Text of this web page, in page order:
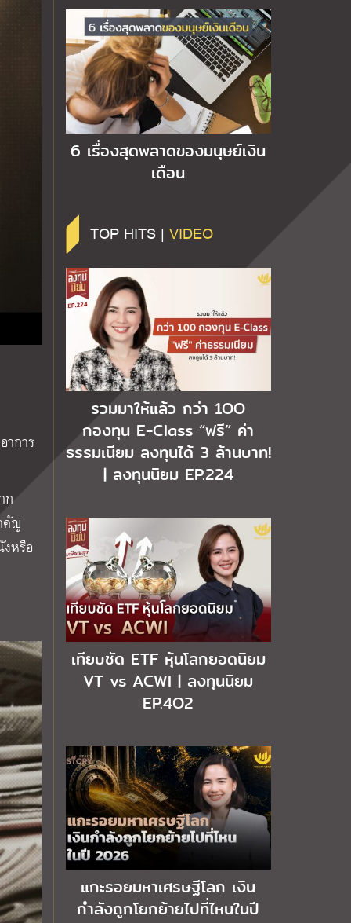
าการ
ก
คัญ
หรือ
6 เรื่องสุดพลาดของมนุษย์เงิน
เดือน
TOP HITS | VIDEO
รวมมาให้แล้ว กว่า 1OO
กองทุน E-Class “ฟรี” ค่า
ธรรมเนียม ลงทุนได้ 3 ล้านบาท!
| ลงทุนนิยม EP.224
เทียบชัด ETF หุ้นโลกยอดนิยม
VT vs ACWI | ลงทุนนิยม
EP.4O2
แกะรอยมหาเศรษฐีโลก เงิน
กำลังถูกโยกย้ายไปที่ไหนในปี